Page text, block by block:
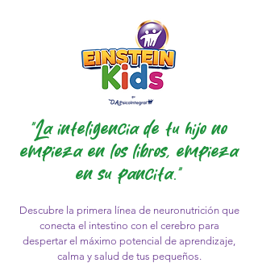
"La inteligencia de tu hijo no
empieza en los libros, empieza
en su pancita."
Descubre la primera línea de neuronutrición que
conecta el intestino con el cerebro para
despertar el máximo potencial de aprendizaje,
calma y salud de tus pequeños.